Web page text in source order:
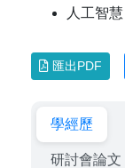
人工智慧
匯出PDF
學經歷
研討會論文